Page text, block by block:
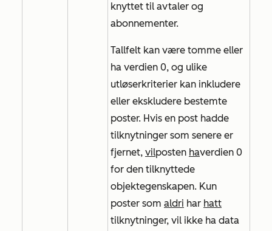
knyttet til avtaler og
abonnementer.
Tallfelt kan være tomme eller
ha verdien 0, og ulike
utløserkriterier kan inkludere
eller ekskludere bestemte
poster. Hvis en post hadde
tilknytninger som senere er
fjernet, vilposten haverdien 0
for den tilknyttede
objektegenskapen. Kun
poster som aldri har hatt
tilknytninger, vil ikke ha data